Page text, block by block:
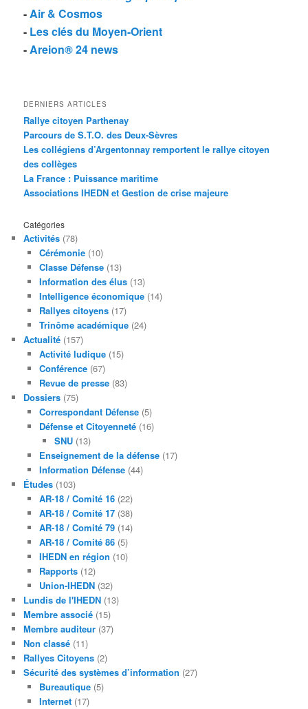
-Air & Cosmos
- Les clés du Moyen-Orient
-Areion® 24 news
DERNIERS ARTICLES
Rallye citoyen Parthenay
Parcours de S.T.O. des Deux-Sèvres
Les collégiens d’Argentonnay remportent le rallye citoyen
des collèges
La France : Puissance maritime
Associations IHEDN et Gestion de crise majeure
Catégories
Activités (78)
Cérémonie(10)
Classe Défense(13)
Information des élus(13)
Intelligence économique(14)
Rallyes citoyens(17)
Trinôme académique(24)
Actualité (157)
Activité ludique(15)
Conférence(67)
Revue de presse(83)
Dossiers (75)
Correspondant Défense(5)
Défense et Citoyenneté(16)
SNU (13)
Enseignement de la défense(17)
Information Défense(44)
Études (103)
AR-18 / Comité 16(22)
AR-18 / Comité 17(38)
AR-18 / Comité 79(14)
AR-18 / Comité 86(5)
IHEDN en région (10)
Rapports(12)
Union-IHEDN(32)
Lundis de l'IHEDN (13)
Membre associé (15)
Membre auditeur (37)
Non classé (11)
Rallyes Citoyens (2)
Sécurité des systèmes d’information (27)
Bureautique(5)
Internet(17)